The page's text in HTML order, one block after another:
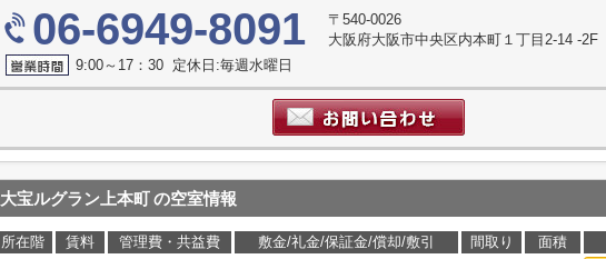
06-6949-8091
〒540-0026
大阪府大阪市中央区内本町１丁目2-14 -2F
9:00～17：30 定休日:毎週水曜日
大宝ルグラン上本町の空室情報
所在階 賃料 管理費・共益費 敷金/礼金/保証金/償却/敷引 間取り 面積